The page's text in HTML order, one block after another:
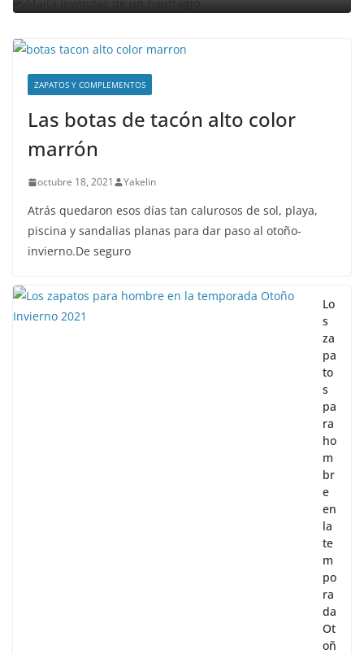
ZAPATOS Y COMPLEMENTOS
Las botas de tacón alto color
marrón
octubre 18, 2021 Yakelin
Atrás quedaron esos días tan calurosos de sol, playa,
piscina y sandalias planas para dar paso al otoño-
invierno.De seguro
Lo
s
za
pa
to
s
pa
ra
ho
m
br
e
en
la
te
m
po
ra
da
Ot
oñ